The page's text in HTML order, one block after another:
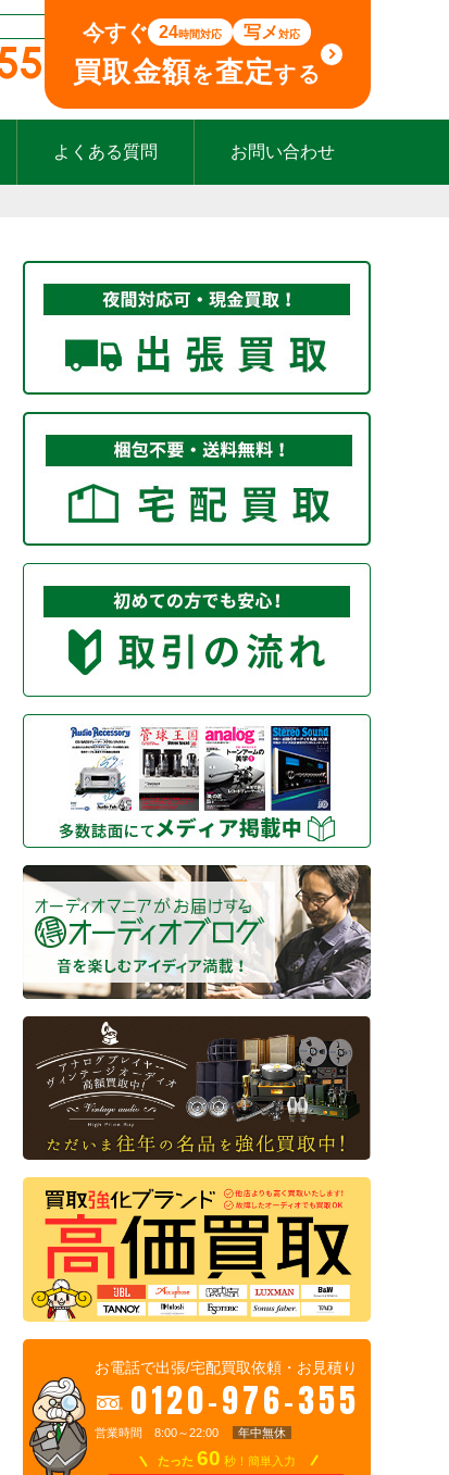
今すぐ 24時間対応 写メ対応
買取金額を査定する
よくある質問 お問い合わせ
お電話で出張/宅配買取依頼・お見積り
0120-976-355
営業時間 8:00～22:00 年中無休
たった 60 秒！簡単入力